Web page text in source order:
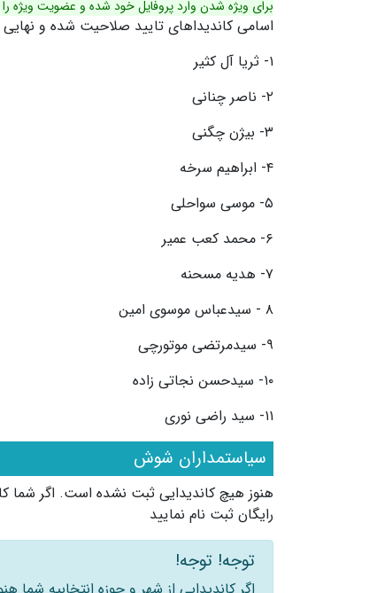
برای ویژه شدن وارد پروفایل خود شده و عضویت ویژه را
اسامی کاندیداهای تایید صلاحیت شده و
١- ثریا آل کثیر
۲- ناصر چنانی
۳- بیژن چگنی
۴- ابراهیم سرخه
۵- موسی سواحلی
۶- محمد کعب عمیر
۷- هدیه مسحنه
۸ - سیدعباس موسوی امین
۹- سیدمرتضی موتورچی
۱۰- سیدحسن نجاتی زاده
۱۱- سید راضی نوری
سیاستمداران شوش
هنوز هیچ کاندیدایی ثبت نشده است. اگر شما
رایگان ثبت نام نمایید
توجه! توجه!